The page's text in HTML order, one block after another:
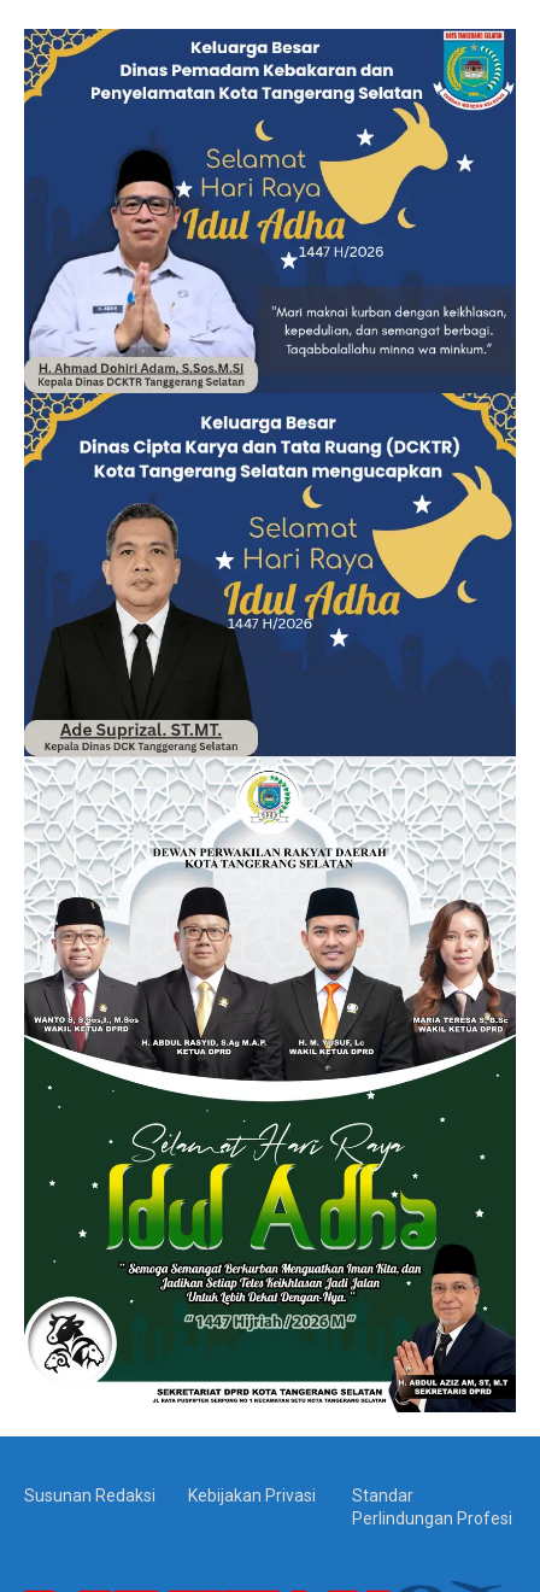
Susunan Redaksi Kebijakan Privasi
Standar
Perlindungan Profesi